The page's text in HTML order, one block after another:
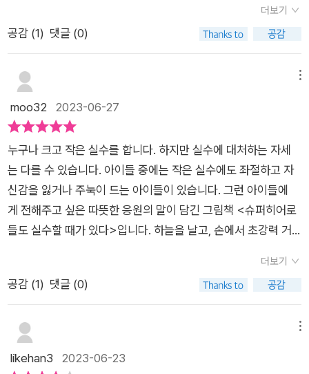
라면,​ 슈퍼히어로들이 기대에 못 미치는 수준을 보일 때, 그들이
미끄러지고, 넘어지고, 끝내 성공하지 못할 때, 고개를 푹 떨굴 수
도 있겠지만, 그럴 수도 있지만, 그러지 않을 거야! 왜냐하면 진
짜 슈퍼히어로들은 그러지 않을 것이거든. 정말 그럴 마음이 없거
실수했을 때 대응할 수 있는 최고의 방법을 선택한다. 그리고 그
을 고치고 사과도 한다. 그들은 자기 실수를 고백하고 큰 실수로
부터 무언가를 배우기도 한다. 책임감! 바로 그것이 그들을 최고
로 만든다.​​얼굴이 빨개져도 괜찮아, 덜덜 떨려도 괜찮아, 자신의
실수를 너무너무 후회해도 괜찮아, 그대로 그들은 일어나서 또 하
루를 시작할 것이다. 가장 멋진 방법으로 세상을 구해야 하기때문
이다. 슈퍼 히어로들의 실수를 통해 성장하는 과정이 작은 실수를
애써 외면하고 실수를 실패라고 생각하기 쉬운 아이에게 좋은 동
유아부터 초등학생까지 그리고 책을 읽어주는 부모까지 모두에
게 큰 울림을 주는 듯 하다. ​
히어로들도 엉뚱한 실수들을 할 수 있으며 실수를 부끄러워하
고 후회하며 숨기기보다는 지혜롭게 대응해야 함을 배울 수 있습
는 그림책으로 아이와 함께 보며 이야기 나누면 좋겠습니
다. 위 리뷰는 출판사에서 도서를 제공 받아 읽고, 솔직하게 작성
하였습니다. #보물창고, #슈퍼히어로들도실수할때가있다, #셸
리베커, #에다카반, #실수, #그림책, #우아페서평단, #우아페, #
서평
끝내 성공하지 못할 때...그들은 울거나, 도리질을 치거나, 공정하
지 않다고 주장하거나,망토를 찢으며, 절망에 빠져 체념할 수도
있지.'슈퍼히어로들도 실수할 때가 있다' 중~ 살다보면 누구나
실수를 할 때가 있습니다. 슈퍼히어로들은 어떨까요? 완벽할 것
둑들을 제압하는 것이 아닌 오히려 결박당하기도 하고, 설탕 대신
경찰을 사로잡기도 하고, 행성들을 뚫고 지나가기도 하고, 합창
대회를 망치기도 하죠. 그때 그들은 어떻게 할까요? 말도 안 되는
구차한 변명을 하거나 남의 탓으로 돌리거나 절망에 빠지거나 아
무도 모르는 곳에 숨어 버리는 것은 아닐까요? 그들은 완벽하
긴 어렵다는 것을 잊지 않아.(중략)그들을 자기 실수를 고백하지.
큰 실수로부터 무언가를 배우기도 해.책임감! 바로 그것이 그들을
최고로 만든단다!'슈퍼히어로들도 실수할 때가 있다' 중~ 우리
할까요? 그 어느 것도 완벽하다고 말할 수 있는 것은 없을 듯합니
다. 슈퍼히어로들도 마찬가지죠. 그들도 실수를 하면 부끄러움에
고개를 떨구거나 말도 안 되는 변병을 하거나 남의 탓으로 돌리거
더보기
공감 (1) 댓글 (0)
moo32 2023-06-27
누구나 크고 작은 실수를 합니다. 하지만 실수에 대처하는 자세
는 다를 수 있습니다. 아이들 중에는 작은 실수에도 좌절하고 자
신감을 잃거나 주눅이 드는 아이들이 있습니다. 그런 아이들에
게 전해주고 싶은 따뜻한 응원의 말이 담긴 그림책 <슈퍼히어로
들도 실수할 때가 있다>입니다. 하늘을 날고, 손에서 초강력 거
을 발휘하는 슈퍼히어로들은 악당으로부터 사람들을 구해내
는 영웅입니다. 이러한 초인들도 어처구니없는 실수를 할 수 있다
니 평범한 우리가 저지르는 실수는 사소하고 지극히 당연한 일이
라는 생각이 듭니다. 이 책에 등장하는 비스티, 찡, 스래시, 레이
진 영웅들이지만, 이들 역시 우리처럼 엉뚱한 실수를 저지릅니
더보기
공감 (1) 댓글 (0)
likehan3 2023-06-23